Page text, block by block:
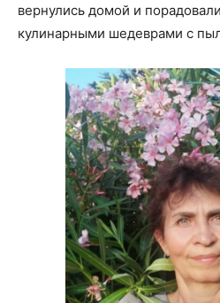
вернулись домой и
кулинарными шедеврами с